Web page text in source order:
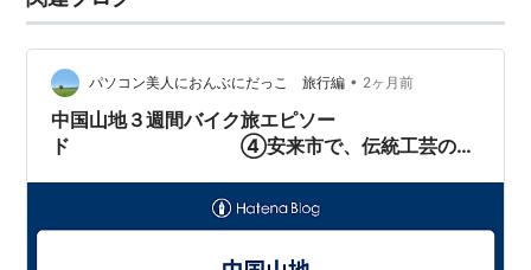
パソコン美人におんぶにだっこ 旅行編 • 2ヶ月前
中国山地３週間バイク旅エピソー
ド ④安来市で、伝統工芸の機